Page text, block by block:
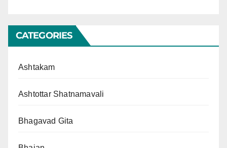
CATEGORIES
Ashtakam
Ashtottar Shatnamavali
Bhagavad Gita